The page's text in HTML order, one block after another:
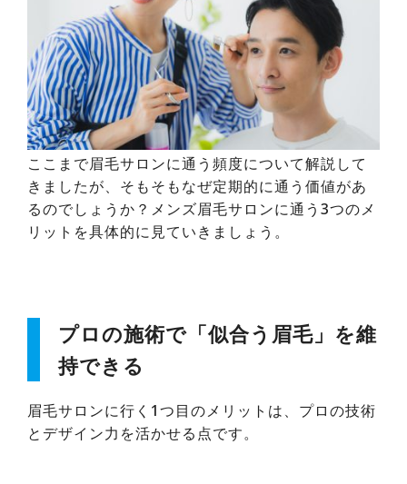
ここまで眉毛サロンに通う頻度について解説して
きましたが、そもそもなぜ定期的に通う価値があ
るのでしょうか？メンズ眉毛サロンに通う3つのメ
リットを具体的に見ていきましょう。
プロの施術で「似合う眉毛」を維
持できる
眉毛サロンに行く1つ目のメリットは、プロの技術
とデザイン力を活かせる点です。